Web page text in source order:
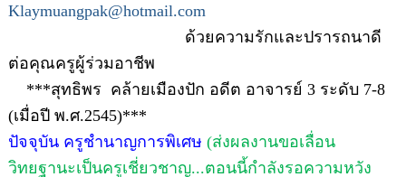
Klaymuangpak@hotmail.com
ด้วยความรักและปรารถนาดี
ต่อคุณครูผู้ร่วมอาชีพ
***สุทธิพร คล้ายเมืองปัก อดีต อาจารย์ 3 ระดับ 7-8
(เมื่อปี พ.ศ.2545)***
ปัจจุบัน ครูชำนาญการพิเศษ (ส่งผลงานขอเลื่อน
วิทยฐานะเป็นครูเชี่ยวชาญ...ตอนนี้กำลังรอความหวัง